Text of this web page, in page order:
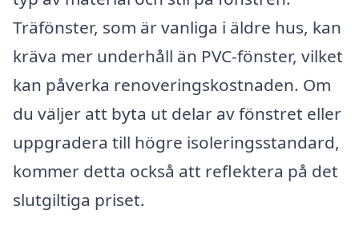
Träfönster, som är vanliga i äldre hus, kan
kräva mer underhåll än PVC-fönster, vilket
kan påverka renoveringskostnaden. Om
du väljer att byta ut delar av fönstret eller
uppgradera till högre isoleringsstandard,
kommer detta också att reflektera på det
slutgiltiga priset.